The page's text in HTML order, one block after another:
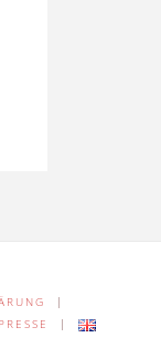
|
PRESSE |